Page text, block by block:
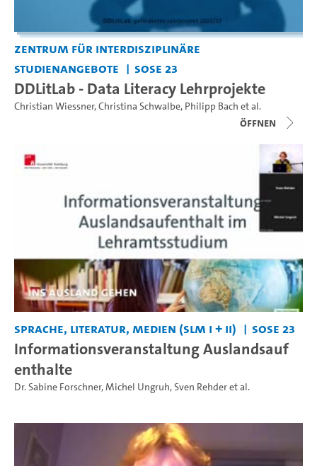
Zentrum für interdisziplinäre
Studienangebote
SoSe 23
DDLitLab - Data Literacy Lehrprojekte
Christian Wiessner,Christina Schwalbe, Philipp Bach et al.
Öffnen
Sprache, Literatur, Medien (SLM I + II) SoSe 23
Informationsveranstaltung Auslandsauf
enthalte
Dr. Sabine Forschner,Michel Ungruh,Sven Rehderet al.